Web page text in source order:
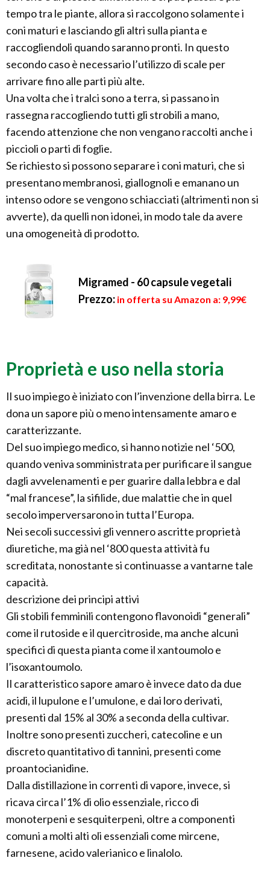
tempo tra le piante, allora si raccolgono solamente i
coni maturi e lasciando gli altri sulla pianta e
raccogliendoli quando saranno pronti. In questo
secondo caso è necessario l’utilizzo di scale per
arrivare fino alle parti più alte.
Una volta che i tralci sono a terra, si passano in
rassegna raccogliendo tutti gli strobili a mano,
facendo attenzione che non vengano raccolti anche i
piccioli o parti di foglie.
Se richiesto si possono separare i coni maturi, che si
presentano membranosi, giallognoli e emanano un
intenso odore se vengono schiacciati (altrimenti non si
avverte), da quelli non idonei, in modo tale da avere
una omogeneità di prodotto.
Migramed - 60 capsule vegetali
Prezzo: in offerta su Amazon a: 9,99€
Proprietà e uso nella storia
Il suo impiego è iniziato con l’invenzione della birra. Le
dona un sapore più o meno intensamente amaro e
caratterizzante.
Del suo impiego medico, si hanno notizie nel ‘500,
quando veniva somministrata per purificare il sangue
dagli avvelenamenti e per guarire dalla lebbra e dal
“mal francese”, la sifilide, due malattie che in quel
secolo imperversarono in tutta l’Europa.
Nei secoli successivi gli vennero ascritte proprietà
diuretiche, ma già nel ‘800 questa attività fu
screditata, nonostante si continuasse a vantarne tale
capacità.
descrizione dei principi attivi
Gli stobili femminili contengono flavonoidi “generali”
come il rutoside e il quercitroside, ma anche alcuni
specifici di questa pianta come il xantoumolo e
l’isoxantoumolo.
Il caratteristico sapore amaro è invece dato da due
acidi, il lupulone e l’umulone, e dai loro derivati,
presenti dal 15% al 30% a seconda della cultivar.
Inoltre sono presenti zuccheri, catecoline e un
discreto quantitativo di tannini, presenti come
proantocianidine.
Dalla distillazione in correnti di vapore, invece, si
ricava circa l’1% di olio essenziale, ricco di
monoterpeni e sesquiterpeni, oltre a componenti
comuni a molti alti oli essenziali come mircene,
farnesene, acido valerianico e linalolo.